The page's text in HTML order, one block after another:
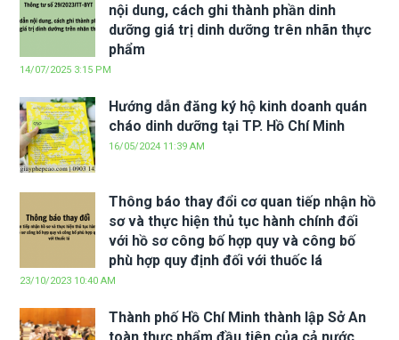
nội dung, cách ghi thành phần dinh
dưỡng giá trị dinh dưỡng trên nhãn thực
phẩm
14/07/2025 3:15 PM
Hướng dẫn đăng ký hộ kinh doanh quán
cháo dinh dưỡng tại TP. Hồ Chí Minh
16/05/2024 11:39 AM
Thông báo thay đổi cơ quan tiếp nhận hồ
sơ và thực hiện thủ tục hành chính đối
với hồ sơ công bố hợp quy và công bố
phù hợp quy định đối với thuốc lá
23/10/2023 10:40 AM
Thành phố Hồ Chí Minh thành lập Sở An